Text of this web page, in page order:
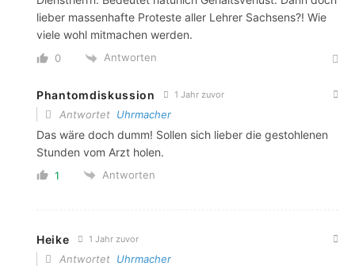
lieber massenhafte Proteste aller Lehrer Sachsens?! Wie
viele wohl mitmachen werden.
0 Antworten
Phantomdiskussion 1 Jahr zuvor
Antwortet Uhrmacher
Das wäre doch dumm! Sollen sich lieber die gestohlenen
Stunden vom Arzt holen.
1 Antworten
Heike 1 Jahr zuvor
Antwortet Uhrmacher